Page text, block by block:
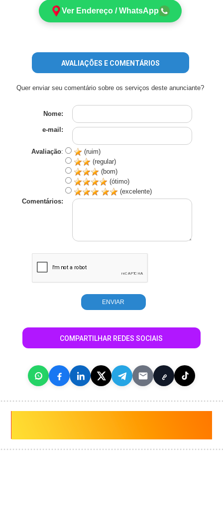
Ver Endereço / WhatsApp
AVALIAÇÕES E COMENTÁRIOS
Quer enviar seu comentário sobre os serviços deste anunciante?
Nome:
e-mail:
Avaliação:
(ruim)
(regular)
(bom)
(ótimo)
(excelente)
Comentários:
COMPARTILHAR REDES SOCIAIS